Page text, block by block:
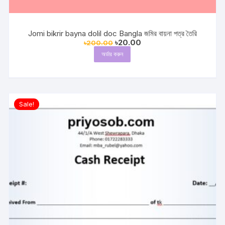
Jomi bikrir bayna dolil doc Bangla জমির বায়না পত্র তৈরি
৳200.00 Original
price
was:
৳200.00.
৳20.00Current
অর্ডার করুন
Sale!